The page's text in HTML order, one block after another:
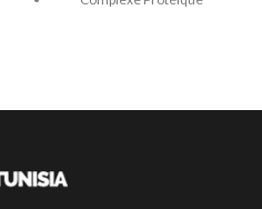
Sans Colorants de Synthèse